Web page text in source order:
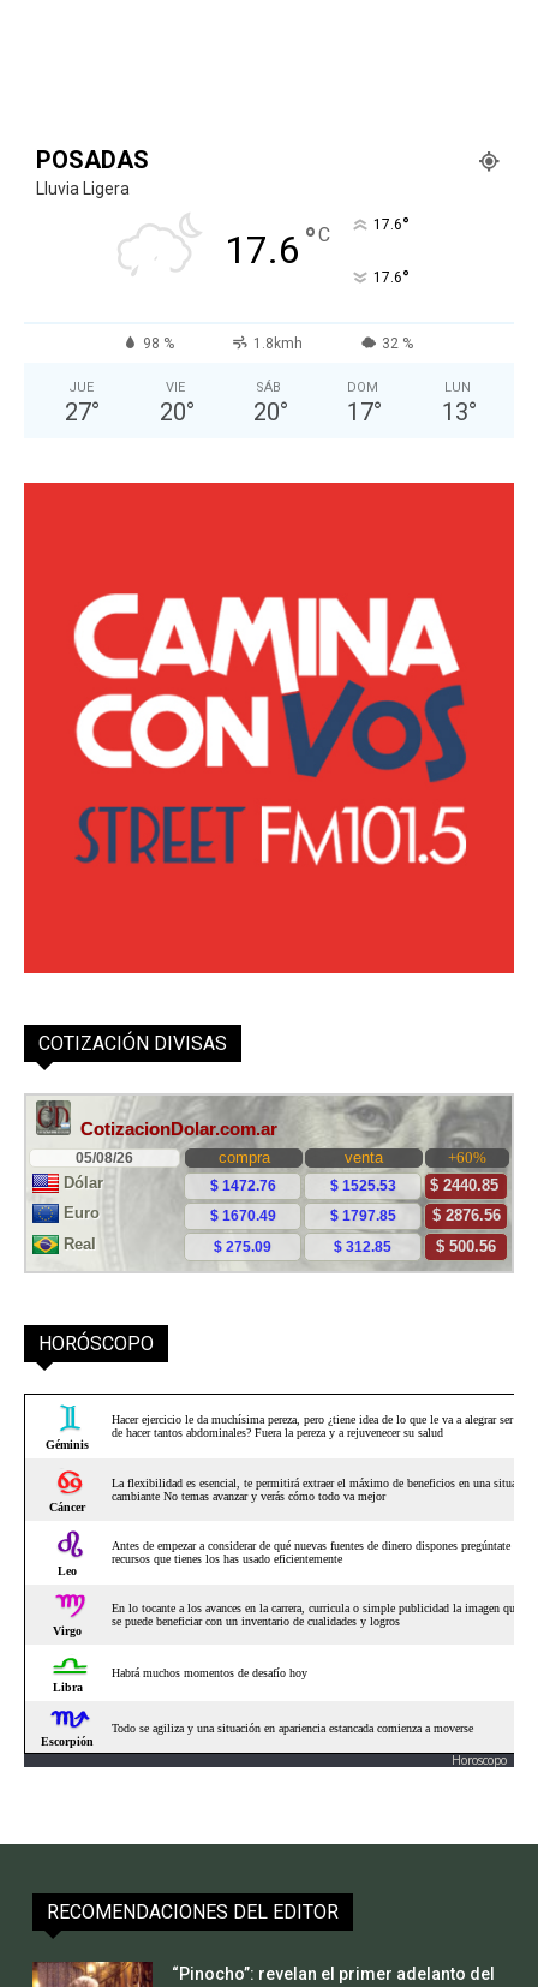
POSADAS
Lluvia Ligera
17.6 °C 17.6°
17.6°
98 % 1.8kmh 32 %
JUE
27°
VIE
20°
SÁB
20°
DOM
17°
LUN
13°
COTIZACIÓN DIVISAS
HORÓSCOPO
Horoscopo
RECOMENDACIONES DEL EDITOR
“Pinocho”: revelan el primer adelanto del